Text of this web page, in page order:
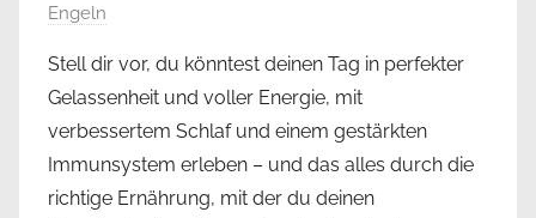
Engeln
Stell dir vor, du könntest deinen Tag in perfekter
Gelassenheit und voller Energie, mit
verbessertem Schlaf und einem gestärkten
Immunsystem erleben – und das alles durch die
richtige Ernährung, mit der du deinen